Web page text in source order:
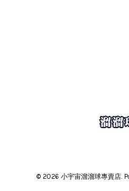
© 2026 小宇宙溜溜球專賣店.